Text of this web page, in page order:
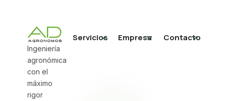
Ingeniería
agronómica
con el
máximo
rigor
Servicios Empresa Contacto